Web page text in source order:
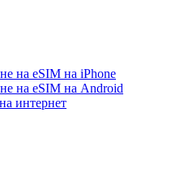
на eSIM на iPhone
на eSIM на Android
интернет